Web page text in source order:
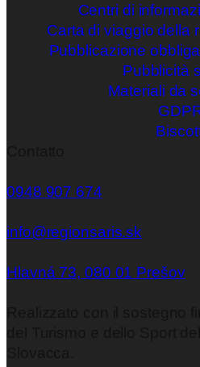
Centri di
Carta di viaggio della
Pubblicazione
Pubblicità
Materiali da
0948 907 674
info@regionsaris.sk
Hlavná 73, 080 01 Prešov